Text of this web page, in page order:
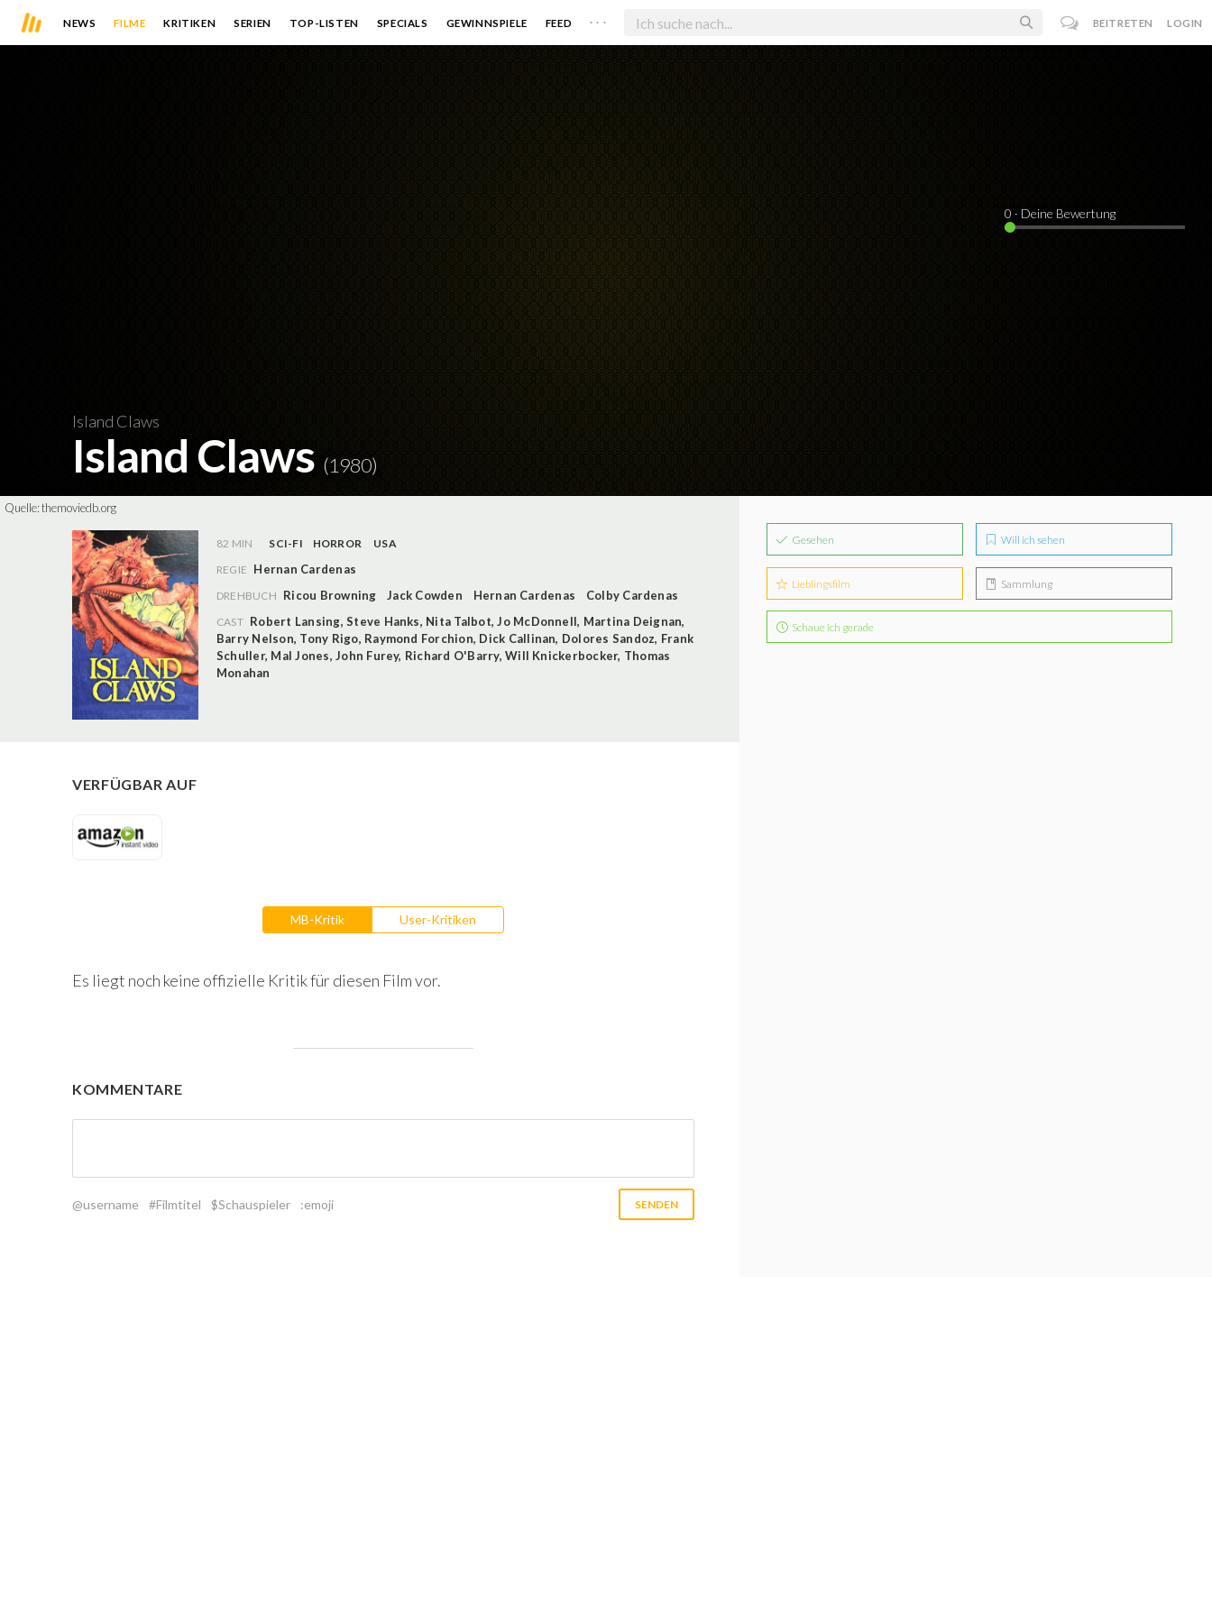
NEWS FILME KRITIKEN SERIEN TOP-LISTEN SPECIALS GEWINNSPIELE FEED . . . BEITRETEN LOGIN
Island Claws
Island Claws (1980)
0 · Deine Bewertung
Quelle:themoviedb.org
82 MIN SCI-FI HORROR
USA
REGIE Hernan Cardenas
DREHBUCH Ricou Browning Jack Cowden Hernan Cardenas Colby Cardenas
CAST Robert Lansing,Steve Hanks, Nita Talbot,Jo McDonnell, Martina Deignan,
Barry Nelson, Tony Rigo, Raymond Forchion, Dick Callinan, Dolores Sandoz, Frank
Schuller, Mal Jones,John Furey, Richard O'Barry,Will Knickerbocker, Thomas
Monahan
VERFÜGBAR AUF
MB-Kritik User-Kritiken
Es liegt noch keine offizielle Kritik für diesen Film vor.
KOMMENTARE
@username #Filmtitel $Schauspieler :emoji
Gesehen Will ich sehen
Lieblingsfilm Sammlung
Schaue ich gerade